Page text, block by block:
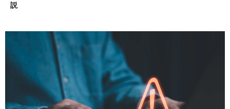
説